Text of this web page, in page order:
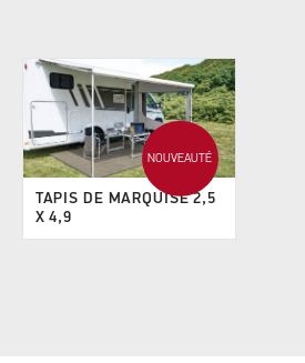
NOUVEAUTÉ
TAPIS DE MARQUISE 2,5
X 4,9